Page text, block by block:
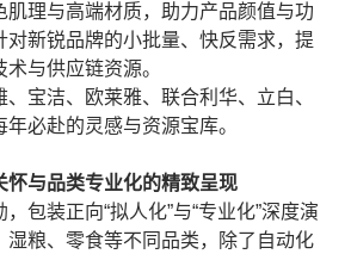
肌理与高端材质，助力产品颜值与功
对新锐品牌的小批量、快反需求，提
与供应链资源。
宝洁、欧莱雅、联合利华、立白、
必赴的灵感与资源宝库。
怀与品类专业化的精致呈现
包装正向“拟人化”与“专业化”深度演
湿粮、零食等不同品类，除了自动化